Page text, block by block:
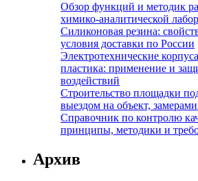
Обзор функций и методик
химико-аналитической
Силиконовая резина:
условия доставки по России
Электротехнические
пластика: применение и
воздействий
Строительство площадки
выездом на объект,
Справочник по контролю
принципы, методики и
Архив